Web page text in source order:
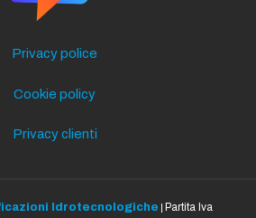
Privacy police
Cookie policy
Privacy clienti
Idrotecnologiche | Partita Iva